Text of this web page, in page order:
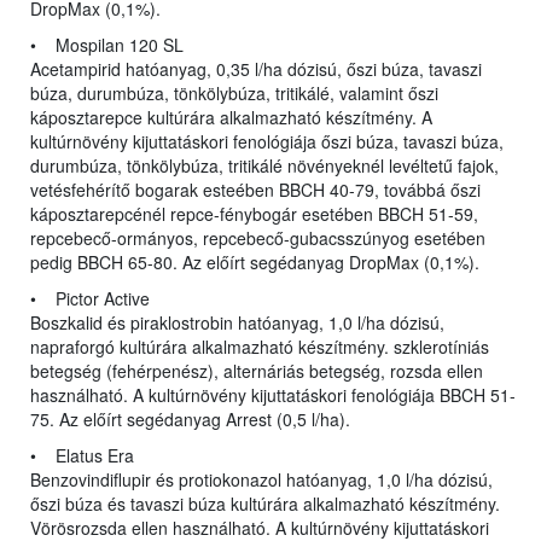
DropMax (0,1%).
• Mospilan 120 SL
Acetampirid hatóanyag, 0,35 l/ha dózisú, őszi búza, tavaszi
búza, durumbúza, tönkölybúza, tritikálé, valamint őszi
káposztarepce kultúrára alkalmazható készítmény. A
kultúrnövény kijuttatáskori fenológiája őszi búza, tavaszi búza,
durumbúza, tönkölybúza, tritikálé növényeknél levéltetű fajok,
vetésfehérítő bogarak esteében BBCH 40-79, továbbá őszi
káposztarepcénél repce-fénybogár esetében BBCH 51-59,
repcebecő-ormányos, repcebecő-gubacsszúnyog esetében
pedig BBCH 65-80. Az előírt segédanyag DropMax (0,1%).
• Pictor Active
Boszkalid és piraklostrobin hatóanyag, 1,0 l/ha dózisú,
napraforgó kultúrára alkalmazható készítmény. szklerotíniás
betegség (fehérpenész), alternáriás betegség, rozsda ellen
használható. A kultúrnövény kijuttatáskori fenológiája BBCH 51-
75. Az előírt segédanyag Arrest (0,5 l/ha).
• Elatus Era
Benzovindiflupir és protiokonazol hatóanyag, 1,0 l/ha dózisú,
őszi búza és tavaszi búza kultúrára alkalmazható készítmény.
Vörösrozsda ellen használható. A kultúrnövény kijuttatáskori